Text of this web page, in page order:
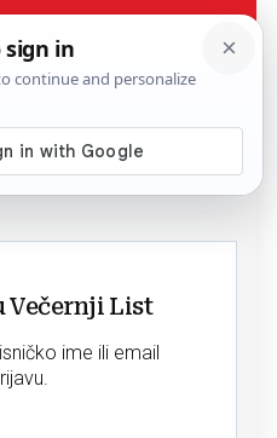
Večernji List
ime ili email